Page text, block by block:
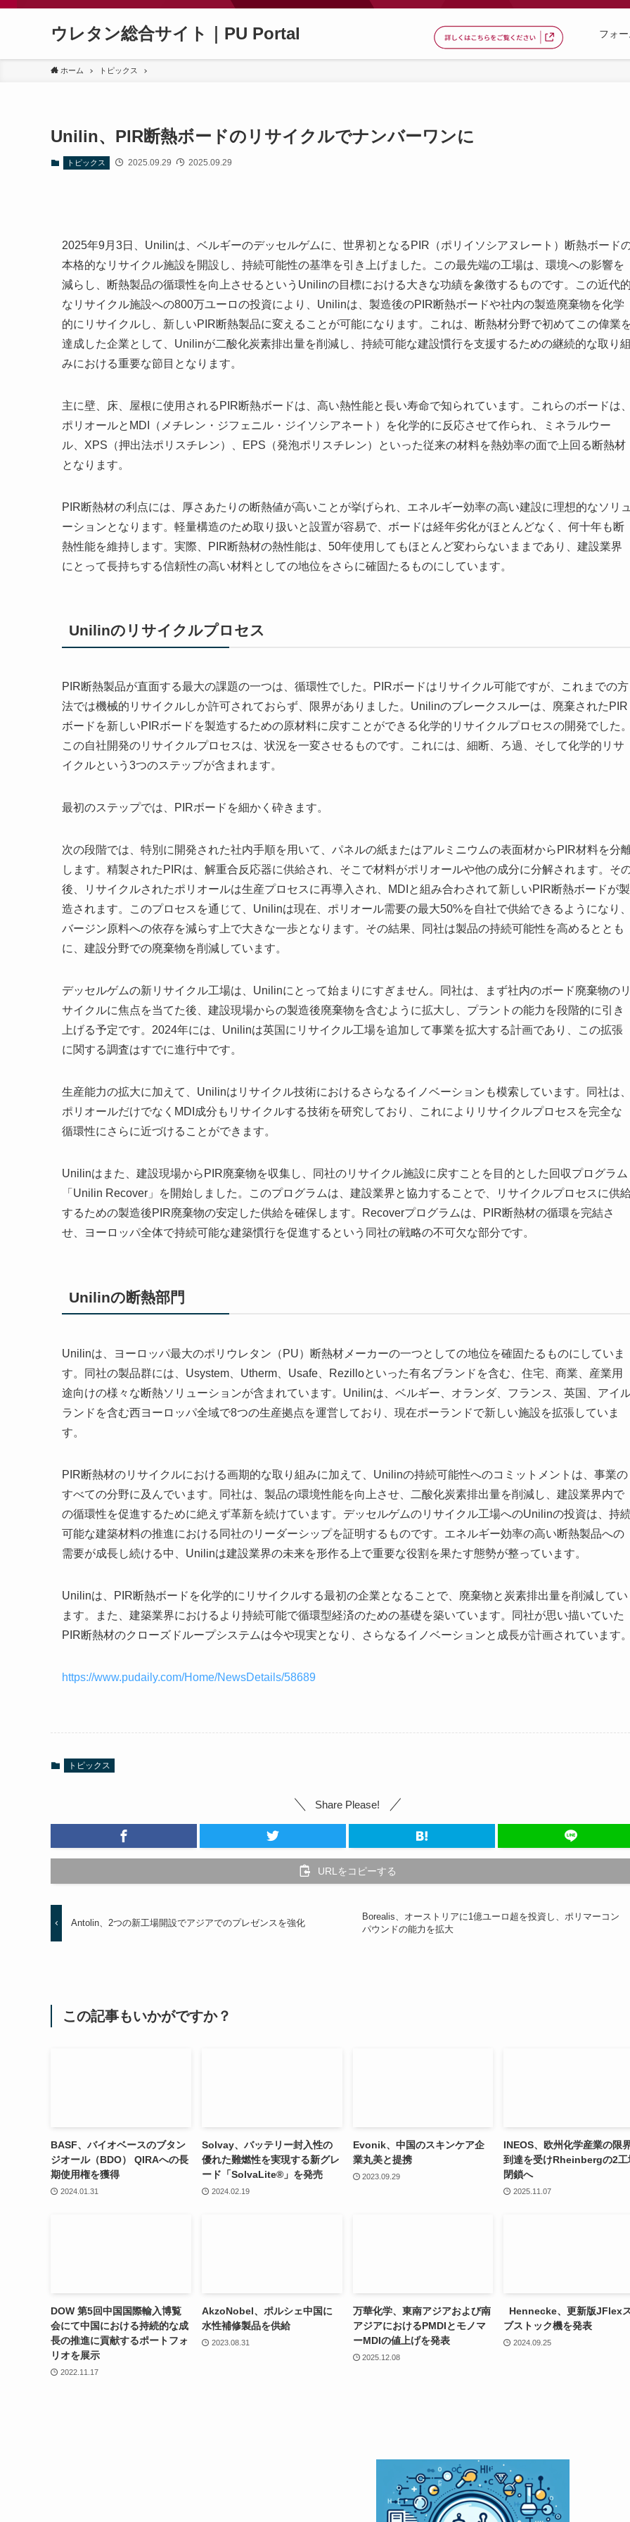
ウレタン総合サイト｜PU Portal フォ
ホーム トピックス
Unilin、PIR断熱ボードのリサイクルでナンバーワンに
トピックス 2025.09.29 2025.09.29
2025年9月3日、Unilinは、ベルギーのデッセルゲムに、世界初となるPIR（ポリイソシアヌレート）断熱ボード
本格的なリサイクル施設を開設し、持続可能性の基準を引き上げました。この最先端の工場は、環境への影響を
減らし、断熱製品の循環性を向上させるというUnilinの目標における大きな功績を象徴するものです。この近代
なリサイクル施設への800万ユーロの投資により、Unilinは、製造後のPIR断熱ボードや社内の製造廃棄物を化学
的にリサイクルし、新しいPIR断熱製品に変えることが可能になります。これは、断熱材分野で初めてこの偉業
達成した企業として、Unilinが二酸化炭素排出量を削減し、持続可能な建設慣行を支援するための継続的な取り
みにおける重要な節目となります。
主に壁、床、屋根に使用されるPIR断熱ボードは、高い熱性能と長い寿命で知られています。これらのボードは
ポリオールとMDI（メチレン・ジフェニル・ジイソシアネート）を化学的に反応させて作られ、ミネラルウー
ル、XPS（押出法ポリスチレン）、EPS（発泡ポリスチレン）といった従来の材料を熱効率の面で上回る断熱材
となります。
PIR断熱材の利点には、厚さあたりの断熱値が高いことが挙げられ、エネルギー効率の高い建設に理想的なソリ
ーションとなります。軽量構造のため取り扱いと設置が容易で、ボードは経年劣化がほとんどなく、何十年も断
熱性能を維持します。実際、PIR断熱材の熱性能は、50年使用してもほとんど変わらないままであり、建設業界
にとって長持ちする信頼性の高い材料としての地位をさらに確固たるものにしています。
Unilinのリサイクルプロセス
PIR断熱製品が直面する最大の課題の一つは、循環性でした。PIRボードはリサイクル可能ですが、これまでの方
法では機械的リサイクルしか許可されておらず、限界がありました。Unilinのブレークスルーは、廃棄されたPIR
ボードを新しいPIRボードを製造するための原材料に戻すことができる化学的リサイクルプロセスの開発でした
この自社開発のリサイクルプロセスは、状況を一変させるものです。これには、細断、ろ過、そして化学的リサ
イクルという3つのステップが含まれます。
最初のステップでは、PIRボードを細かく砕きます。
次の段階では、特別に開発された社内手順を用いて、パネルの紙またはアルミニウムの表面材からPIR材料を分
します。精製されたPIRは、解重合反応器に供給され、そこで材料がポリオールや他の成分に分解されます。そ
後、リサイクルされたポリオールは生産プロセスに再導入され、MDIと組み合わされて新しいPIR断熱ボードが製
造されます。このプロセスを通じて、Unilinは現在、ポリオール需要の最大50%を自社で供給できるようになり
バージン原料への依存を減らす上で大きな一歩となります。その結果、同社は製品の持続可能性を高めるととも
に、建設分野での廃棄物を削減しています。
デッセルゲムの新リサイクル工場は、Unilinにとって始まりにすぎません。同社は、まず社内のボード廃棄物の
サイクルに焦点を当てた後、建設現場からの製造後廃棄物を含むように拡大し、プラントの能力を段階的に引き
上げる予定です。2024年には、Unilinは英国にリサイクル工場を追加して事業を拡大する計画であり、この拡張
に関する調査はすでに進行中です。
生産能力の拡大に加えて、Unilinはリサイクル技術におけるさらなるイノベーションも模索しています。同社は
ポリオールだけでなくMDI成分もリサイクルする技術を研究しており、これによりリサイクルプロセスを完全な
循環性にさらに近づけることができます。
Unilinはまた、建設現場からPIR廃棄物を収集し、同社のリサイクル施設に戻すことを目的とした回収プログラム
「Unilin Recover」を開始しました。このプログラムは、建設業界と協力することで、リサイクルプロセスに供
するための製造後PIR廃棄物の安定した供給を確保します。Recoverプログラムは、PIR断熱材の循環を完結さ
せ、ヨーロッパ全体で持続可能な建築慣行を促進するという同社の戦略の不可欠な部分です。
Unilinの断熱部門
Unilinは、ヨーロッパ最大のポリウレタン（PU）断熱材メーカーの一つとしての地位を確固たるものにしていま
す。同社の製品群には、Usystem、Utherm、Usafe、Rezilloといった有名ブランドを含む、住宅、商業、産業用
途向けの様々な断熱ソリューションが含まれています。Unilinは、ベルギー、オランダ、フランス、英国、アイ
ランドを含む西ヨーロッパ全域で8つの生産拠点を運営しており、現在ポーランドで新しい施設を拡張していま
す。
PIR断熱材のリサイクルにおける画期的な取り組みに加えて、Unilinの持続可能性へのコミットメントは、事業の
すべての分野に及んでいます。同社は、製品の環境性能を向上させ、二酸化炭素排出量を削減し、建設業界内で
の循環性を促進するために絶えず革新を続けています。デッセルゲムのリサイクル工場へのUnilinの投資は、持
可能な建築材料の推進における同社のリーダーシップを証明するものです。エネルギー効率の高い断熱製品への
需要が成長し続ける中、Unilinは建設業界の未来を形作る上で重要な役割を果たす態勢が整っています。
Unilinは、PIR断熱ボードを化学的にリサイクルする最初の企業となることで、廃棄物と炭素排出量を削減してい
ます。また、建築業界におけるより持続可能で循環型経済のための基礎を築いています。同社が思い描いていた
PIR断熱材のクローズドループシステムは今や現実となり、さらなるイノベーションと成長が計画されています
https://www.pudaily.com/Home/NewsDetails/58689
トピックス
Share Please!
URLをコピーする
Antolin、2つの新工場開設でアジアでのプレゼンスを強化
Borealis、オーストリアに1億ユーロ超を投資し、ポリマーコン
パウンドの能力を拡大
この記事もいかがですか？
BASF、バイオベースのブタン
ジオール（BDO） QIRAへの長
期使用権を獲得
2024.01.31
Solvay、バッテリー封入性の
優れた難燃性を実現する新グレ
ード「SolvaLite®」を発売
2024.02.19
Evonik、中国のスキンケア企
業丸美と提携
2023.09.29
INEOS、欧州化学産業の限
到達を受けRheinbergの2工
閉鎖へ
2025.11.07
DOW 第5回中国国際輸入博覧
会にて中国における持続的な成
長の推進に貢献するポートフォ
リオを展示
2022.11.17
AkzoNobel、ポルシェ中国に
水性補修製品を供給
2023.08.31
万華化学、東南アジアおよび南
アジアにおけるPMDIとモノマ
ーMDIの値上げを発表
2025.12.08
Hennecke、更新版JFlex
ブストック機を発表
2024.09.25